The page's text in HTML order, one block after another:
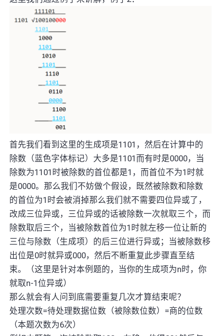
首先我们看到这里的生成项是1101，然后在计算中的
除数（蓝色字体标记）大多是1101而有时是0000，当
除数为1101时被除数的首位都是1，而首位不为1时就
是0000。那么我们不妨做个假设，既然被除数和除数
的首位为1时会被消掉那么我们就不需要四位异或了，
改成三位异或，三位异或的话被除数一次就取三个，而
除数取后三个，当被除数首位为1时就左移一位让新的
三位与除数（生成项）的后三位进行异或；当被除数移
出位是0时就异或000，然后不断重复此步骤直至结
束。（这里是针对本例题的，当你的生成项为n时，你
就取n-1位异或）
那么就会有人问到底需要重复几次才算结束呢？
处理次数=待处理数据位数（被除数位数）=商的位数
（本题次数为6次）